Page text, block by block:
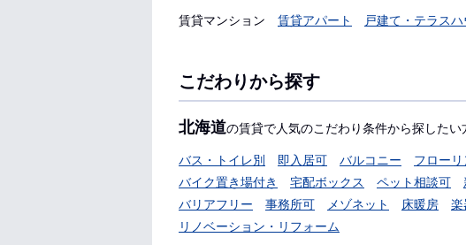
賃貸マンション 賃貸アパート 戸建て・テラスハ
こだわりから探す
北海道の賃貸で人気のこだわり条件から探したい
バス・トイレ別 即入居可 バルコニー フロー
バイク置き場付き
宅配ボックス ペット相談可
バリアフリー
事務所可 メゾネット 床暖房 楽
リノベーション・リフォーム